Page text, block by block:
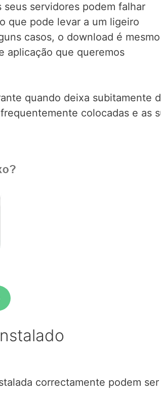
servidores podem falhar
que pode levar a um ligeiro
casos, o download é mesmo
aplicação que queremos
quando deixa subitamente
colocadas e as
correctamente podem ser